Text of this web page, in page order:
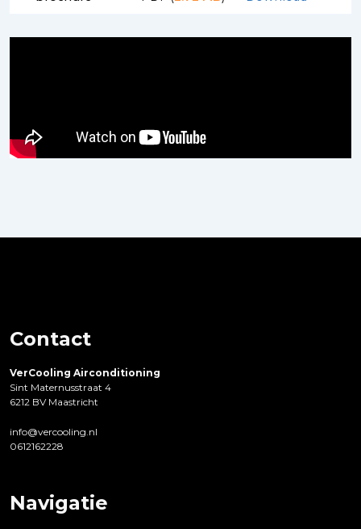
Contact
VerCooling Airconditioning
Sint Maternusstraat 4
6212 BV Maastricht
info@vercooling.nl
0612162228
Navigatie